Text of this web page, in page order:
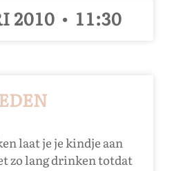
2010 11:30
laat je je kindje aan
zo lang drinken totdat